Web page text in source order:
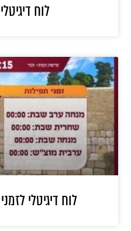
לוח
לוח דיגיטלי